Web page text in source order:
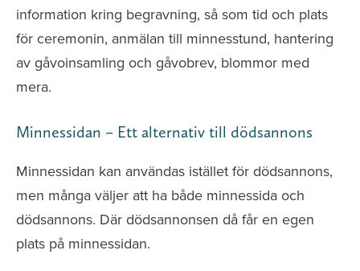
information kring begravning, så som tid och plats
för ceremonin, anmälan till minnesstund, hantering
av gåvoinsamling och gåvobrev, blommor med
mera.
Minnessidan – Ett alternativ till dödsannons
Minnessidan kan användas istället för dödsannons,
men många väljer att ha både minnessida och
dödsannons. Där dödsannonsen då får en egen
plats på minnessidan.